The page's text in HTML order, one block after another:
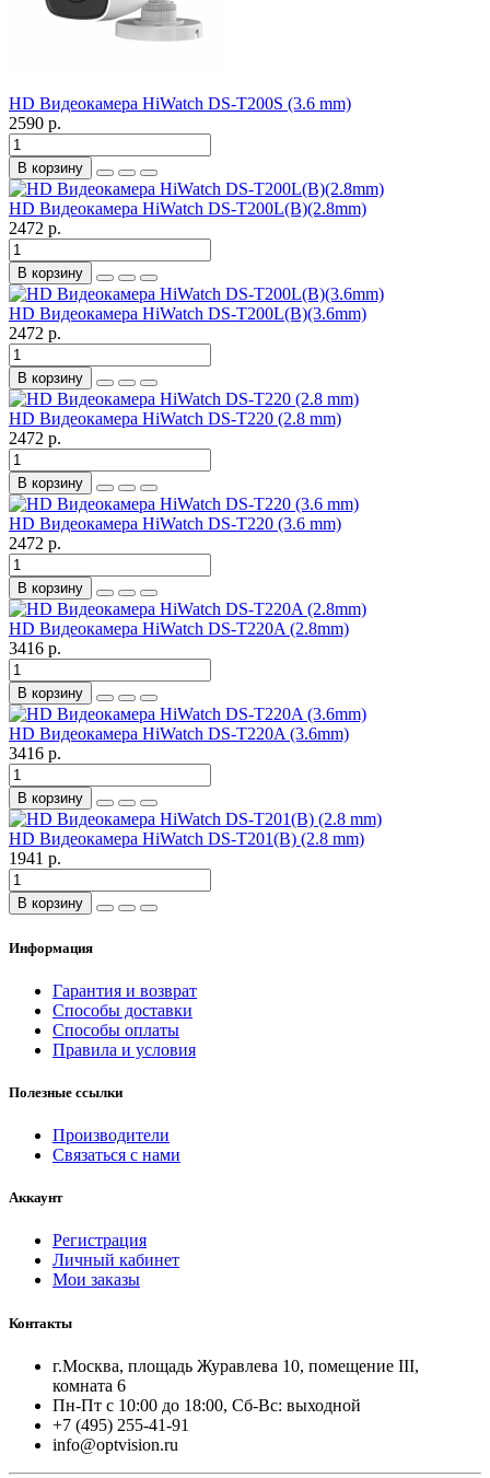
HD Видеокамера HiWatch DS-T200S (3.6 mm)
2590 р.
В корзину
HD Видеокамера HiWatch DS-T200L(B)(2.8mm)
2472 р.
В корзину
HD Видеокамера HiWatch DS-T200L(B)(3.6mm)
2472 р.
В корзину
HD Видеокамера HiWatch DS-T220 (2.8 mm)
2472 р.
В корзину
HD Видеокамера HiWatch DS-T220 (3.6 mm)
2472 р.
В корзину
HD Видеокамера HiWatch DS-T220A (2.8mm)
3416 р.
В корзину
HD Видеокамера HiWatch DS-T220A (3.6mm)
3416 р.
В корзину
HD Видеокамера HiWatch DS-T201(B) (2.8 mm)
1941 р.
В корзину
Информация
Гарантия и возврат
Способы доставки
Способы оплаты
Правила и условия
Полезные ссылки
Производители
Связаться с нами
Аккаунт
Регистрация
Личный кабинет
Мои заказы
Контакты
г.Москва, площадь Журавлева 10, помещение III,
комната 6
Пн-Пт с 10:00 до 18:00, Сб-Вс: выходной
+7 (495) 255-41-91
info@optvision.ru